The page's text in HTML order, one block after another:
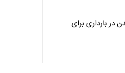
در بارداری برای